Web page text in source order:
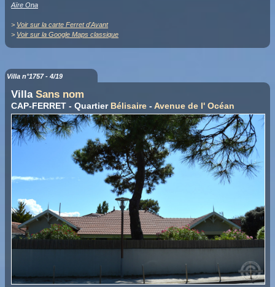
Aïre Ona
> Voir sur la carte Ferret d'Avant
> Voir sur la Google Maps classique
Villa n°1757 - 4/19
Villa Sans nom
CAP-FERRET - Quartier Bélisaire - Avenue de l' Océan